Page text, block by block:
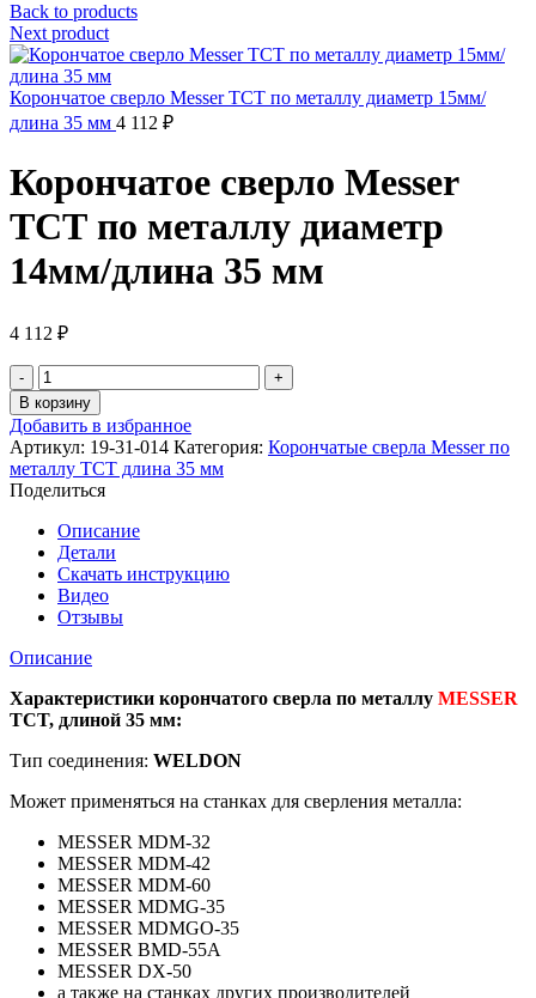
Back to products
Next product
Корончатое сверло Messer ТСТ по металлу диаметр 15мм/
длина 35 мм 4 112 ₽
Корончатое сверло Messer
ТСТ по металлу диаметр
14мм/длина 35 мм
4 112 ₽
Количество
товара
Корончатое
сверло
Messer
ТСТ
по
металлу
диаметр
14мм/
длина
35
мм
В корзину
Добавить в избранное
Артикул: 19-31-014 Категория: Корончатые сверла Messer по
металлу ТСТ длина 35 мм
Поделиться
Описание
Детали
Скачать инструкцию
Видео
Отзывы
Описание
Характеристики корончатого сверла по металлу MESSER
TCT, длиной 35 мм:
Тип соединения: WELDON
Может применяться на станках для сверления металла:
MESSER MDM-32
MESSER MDM-42
MESSER MDM-60
MESSER MDMG-35
MESSER MDMGO-35
MESSER BMD-55A
MESSER DX-50
а также на станках других производителей